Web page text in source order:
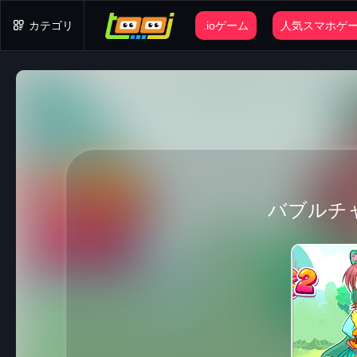
カテゴリ .ioゲーム 人気スマホゲ
バブルチ